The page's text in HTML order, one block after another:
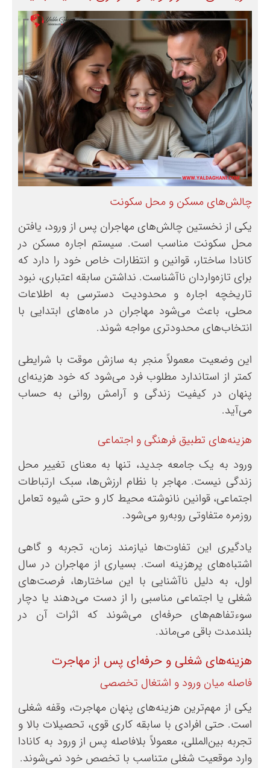
چالش‌های مسکن و محل سکونت
یکی از نخستین چالش‌های مهاجران پس از ورود، یافتن
محل سکونت مناسب است. سیستم اجاره مسکن در
کانادا ساختار، قوانین و انتظارات خاص خود را دارد که
برای تازه‌واردان ناآشناست. نداشتن سابقه اعتباری، نبود
تاریخچه اجاره و محدودیت دسترسی به اطلاعات
محلی، باعث می‌شود مهاجران در ماه‌های ابتدایی با
انتخاب‌های محدودتری مواجه شوند.
این وضعیت معمولاً منجر به سازش موقت با شرایطی
کمتر از استاندارد مطلوب فرد می‌شود که خود هزینه‌ای
پنهان در کیفیت زندگی و آرامش روانی به حساب
می‌آید.
هزینه‌های تطبیق فرهنگی و اجتماعی
ورود به یک جامعه جدید، تنها به معنای تغییر محل
زندگی نیست. مهاجر با نظام ارزش‌ها، سبک ارتباطات
اجتماعی، قوانین نانوشته محیط کار و حتی شیوه تعامل
روزمره متفاوتی روبه‌رو می‌شود.
یادگیری این تفاوت‌ها نیازمند زمان، تجربه و گاهی
اشتباه‌های پرهزینه است. بسیاری از مهاجران در سال
اول، به دلیل ناآشنایی با این ساختارها، فرصت‌های
شغلی یا اجتماعی مناسبی را از دست می‌دهند یا دچار
سوءتفاهم‌های حرفه‌ای می‌شوند که اثرات آن در
بلندمدت باقی می‌ماند.
هزینه‌های شغلی و حرفه‌ای پس از مهاجرت
فاصله میان ورود و اشتغال تخصصی
یکی از مهم‌ترین هزینه‌های پنهان مهاجرت، وقفه شغلی
است. حتی افرادی با سابقه کاری قوی، تحصیلات بالا و
تجربه بین‌المللی، معمولاً بلافاصله پس از ورود به کانادا
وارد موقعیت شغلی متناسب با تخصص خود نمی‌شوند.